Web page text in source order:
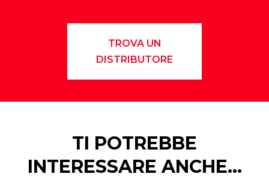
TROVA UN
DISTRIBUTORE
TI POTREBBE
INTERESSARE ANCHE…